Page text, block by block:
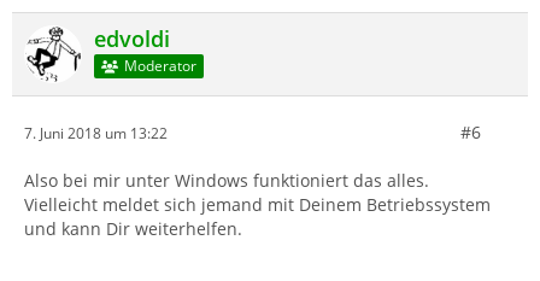
edvoldi
Moderator
7. Juni 2018 um 13:22 #6
Also bei mir unter Windows funktioniert das alles.
Vielleicht meldet sich jemand mit Deinem Betriebssystem
und kann Dir weiterhelfen.